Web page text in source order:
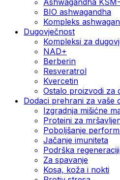
BIO ashwagandha
Kompleks
Dugovječnost
Kompleksi za
NAD+
Berberin
Resveratrol
Kvercetin
Ostalo proizvodi za
Dodaci prehrani za vaše
Izgradnja mišićne
Proteini za
Poboljšanje
Jačanje imuniteta
Podrška regeneraciji
Za spavanje
Kosa, koža i nokti